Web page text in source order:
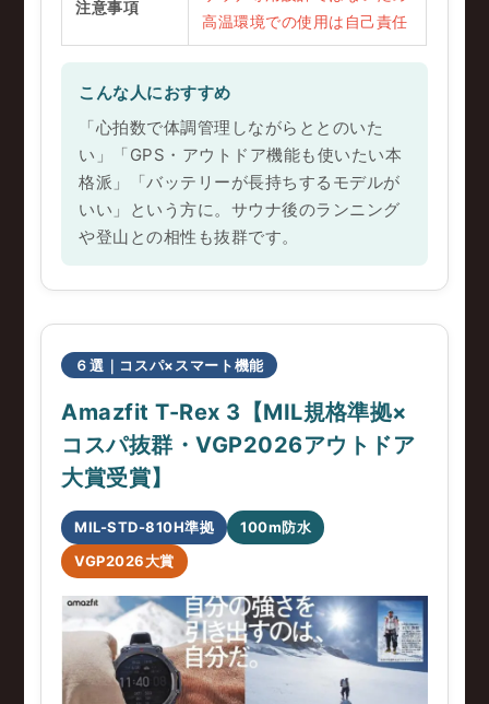
注意事項
高温環境での使用は自己責任
こんな人におすすめ
「心拍数で体調管理しながらととのいた
い」「GPS・アウトドア機能も使いたい本
格派」「バッテリーが長持ちするモデルが
いい」という方に。サウナ後のランニング
や登山との相性も抜群です。
６選｜コスパ×スマート機能
Amazfit T-Rex 3【MIL規格準拠×
コスパ抜群・VGP2026アウトドア
大賞受賞】
MIL-STD-810H準拠
100m防水
VGP2026大賞